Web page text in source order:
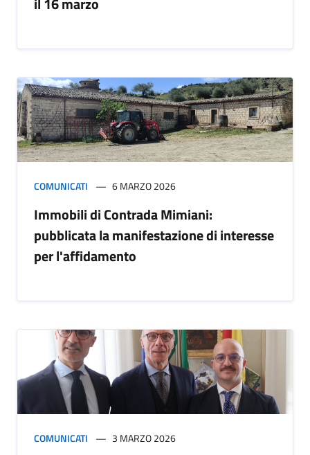
COMUNICATI 6 MARZO 2026
Immobili di Contrada Mimiani:
pubblicata la manifestazione di interesse
per l'affidamento
COMUNICATI 3 MARZO 2026